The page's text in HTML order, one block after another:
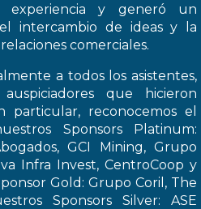
experiencia y generó un
intercambio de ideas y la
comerciales.
a todos los asistentes,
que hicieron
particular, reconocemos el
Sponsors Platinum:
GCI Mining, Grupo
Infra Invest, CentroCoop y
Gold: Grupo Coril, The
Sponsors Silver: ASE